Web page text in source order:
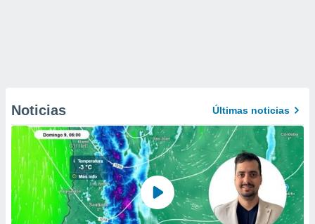
Noticias Últimas noticias